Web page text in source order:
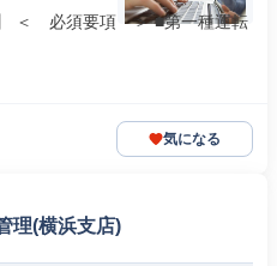
＜ 必須要項 ＞ ■第一種運転
気になる
理(横浜支店)